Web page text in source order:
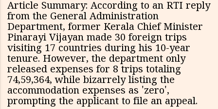
Article Summary: According to an RTI reply
from the General Administration
Department, former Kerala Chief Minister
Pinarayi Vijayan made 30 foreign trips
visiting 17 countries during his 10-year
tenure. However, the department only
released expenses for 8 trips totaling
₹74,59,364, while bizarrely listing the
accommodation expenses as 'zero',
prompting the applicant to file an appeal.